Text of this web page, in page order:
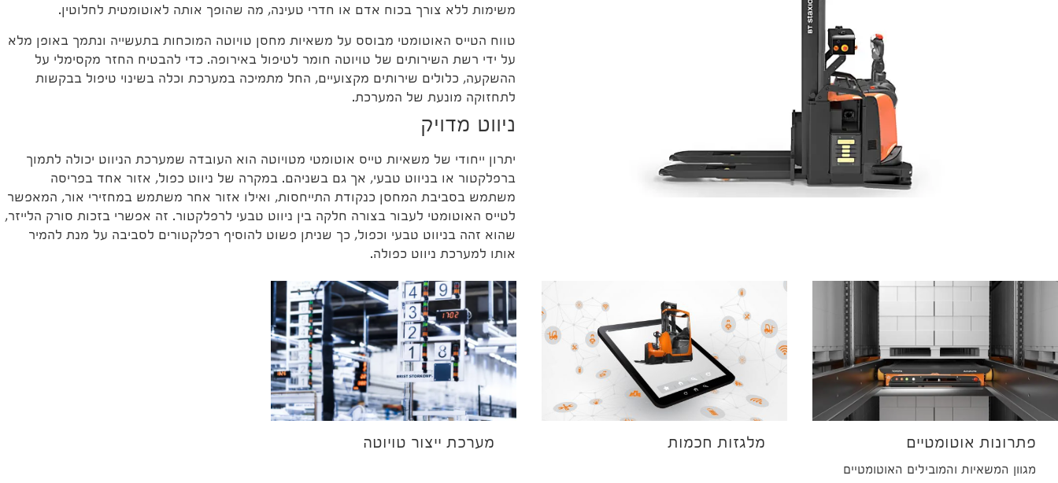
משימות ללא צורך בכוח אדם או חדרי טעינה, מה שהופך אותה לאוטומטית לחלוטין.
טווח הטייס האוטומטי מבוסס על משאיות מחסן טויוטה המוכחות בתעשייה ונתמך באופן מלא
על ידי רשת השירותים של טויוטה חומר לטיפול באירופה. כדי להבטיח החזר מקסימלי על
ההשקעה, כלולים שירותים מקצועיים, החל מתמיכה במערכת וכלה בשינוי טיפול בבקשות
לתחזוקה מונעת של המערכת.
ניווט מדויק
יתרון ייחודי של משאיות טייס אוטומטי מטויוטה הוא העובדה שמערכת הניווט יכולה לתמוך
ברפלקטור או בניווט טבעי, אך גם בשניהם. במקרה של ניווט כפול, אזור אחד בפריסה
משתמש בסביבת המחסן כנקודת התייחסות, ואילו אזור אחר משתמש במחזירי אור, המאפשר
לטייס האוטומטי לעבור בצורה חלקה בין ניווט טבעי לרפלקטור. זה אפשרי בזכות סורק הלייזר,
שהוא זהה בניווט טבעי וכפול, כך שניתן פשוט להוסיף רפלקטורים לסביבה על מנת להמיר
אותו למערכת ניווט כפולה.
פתרונות אוטומטיים
מגוון המשאיות והמובילים האוטומטיים
מלגזות חכמות מערכת ייצור טויוטה